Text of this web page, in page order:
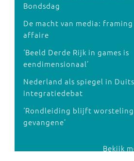
Bondsdag
De macht van media:
affaire
‘Beeld Derde Rijk in games is
eendimensionaal’
Nederland als spiegel in Duits
integratiedebat
‘Rondleiding blijft worsteling
gevangene’
Bekijk